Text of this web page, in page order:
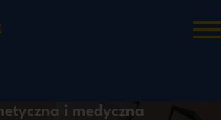
i medyczna